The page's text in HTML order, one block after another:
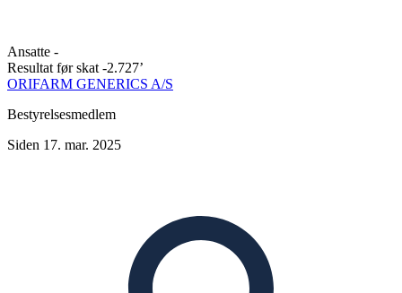
Ansatte -
Resultat før skat -2.727’
ORIFARM GENERICS A/S
Bestyrelsesmedlem
Siden 17. mar. 2025